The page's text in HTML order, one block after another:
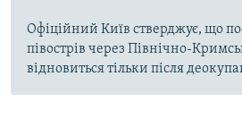
Офіційний Київ стверджує, що
півострів через Північно-
відновиться тільки після